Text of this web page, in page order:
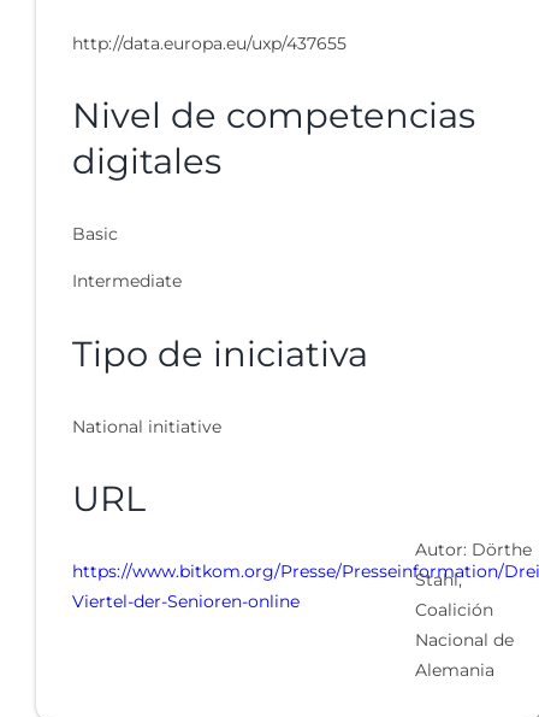
http://data.europa.eu/uxp/437655
Nivel de competencias
digitales
Basic
Intermediate
Tipo de iniciativa
National initiative
URL
https://www.bitkom.org/Presse/Presseinformation/
Viertel-der-Senioren-online
Autor: Dörthe
Stahl,
Coalición
Nacional de
Alemania